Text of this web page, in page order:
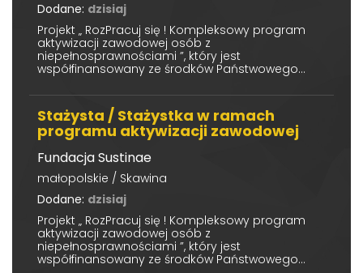
Dodane: dzisiaj
Projekt „ RozPracuj się ! Kompleksowy program
aktywizacji zawodowej osób z
niepełnosprawnościami ”, który jest
współfinansowany ze środków Państwowego...
Stażysta / Stażystka w ramach
programu aktywizacji zawodowej
Fundacja Sustinae
małopolskie / Skawina
Dodane: dzisiaj
Projekt „ RozPracuj się ! Kompleksowy program
aktywizacji zawodowej osób z
niepełnosprawnościami ”, który jest
współfinansowany ze środków Państwowego...